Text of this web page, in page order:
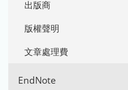
出版商
版權聲明
文章處理費
EndNote